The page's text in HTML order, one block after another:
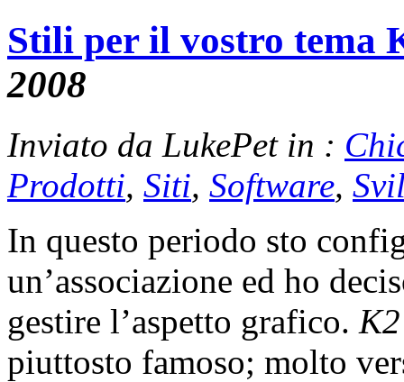
Stili per il vostro tema
2008
Inviato da LukePet in :
Prodotti, Siti, Software,
In questo periodo sto
un’associazione ed ho
gestire l’aspetto grafico. K2
piuttosto famoso; molto